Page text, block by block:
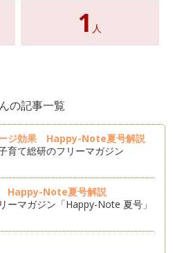
1 人
の記事一覧
ージ効果 Happy-Note夏号解説
育て総研のフリーマガジン
Happy-Note夏号解説
ーマガジン「Happy-Note 夏号」